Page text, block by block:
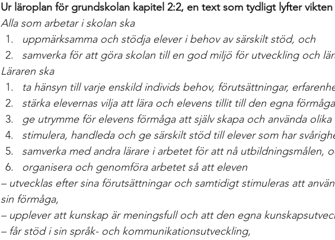
Ur läroplan för grundskolan kapitel 2:2, en text som tydligt lyfter vikten
Alla som arbetar i skolan ska
uppmärksamma och stödja elever i behov av särskilt stöd, och
samverka för att göra skolan till en god miljö för utveckling och
Läraren ska
ta hänsyn till varje enskild individs behov, förutsättningar,
stärka elevernas vilja att lära och elevens tillit till den egna
ge utrymme för elevens förmåga att själv skapa och använda
stimulera, handleda och ge särskilt stöd till elever som har
samverka med andra lärare i arbetet för att nå utbildningsmålen,
organisera och genomföra arbetet så att eleven
– utvecklas efter sina förutsättningar och samtidigt stimuleras att
sin förmåga,
– upplever att kunskap är meningsfull och att den egna
– får stöd i sin språk- och kommunikationsutveckling,